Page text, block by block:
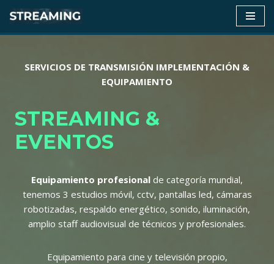
Saltar
contenido
SERVICIOS DE TRANSMISIÓN IMPLEMENTACIÓN &
EQUIPAMIENTO
STREAMING &
EVENTOS
Equipamiento profesional de categoría mundial,
tenemos 3 estudios móvil, cctv, pantallas led, cámaras
robotizadas, respaldo energético, sonido, iluminación,
amplio staff audiovisual de técnicos y profesionales.
Equipamiento para cine y televisión propio,